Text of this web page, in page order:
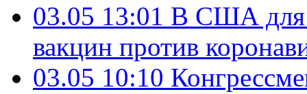
03.05 13:01 В США для
вакцин против
03.05 10:10